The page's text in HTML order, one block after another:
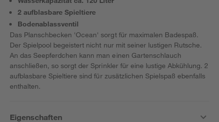
2 aufblasbare Spieltiere
Bodenablassventil
Das Planschbecken 'Ocean' sorgt für maximalen Badespaß.
Der Spielpool begeistert nicht nur mit seiner lustigen Rutsche.
An das Seepferdchen kann man einen Gartenschlauch
anschließen, so sorgt der Sprinkler für eine lustige Abkühlung. 2
aufblasbare Spieltiere sind für zusätzlichen Spielspaß ebenfalls
enthalten.
Eigenschaften